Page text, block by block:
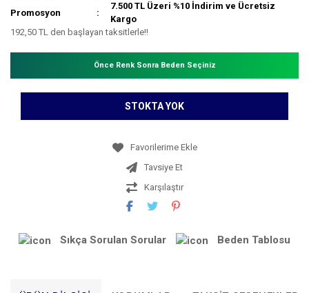
Promosyon
7.500 TL Üzeri %10 İndirim ve Ücretsiz
Kargo
192,50 TL den başlayan taksitlerle!!
Önce Renk Sonra Beden Seçiniz
STOKTA YOK
Tavsiye Et
Karşılaştır
Sıkça Sorulan Sorular Beden Tablosu